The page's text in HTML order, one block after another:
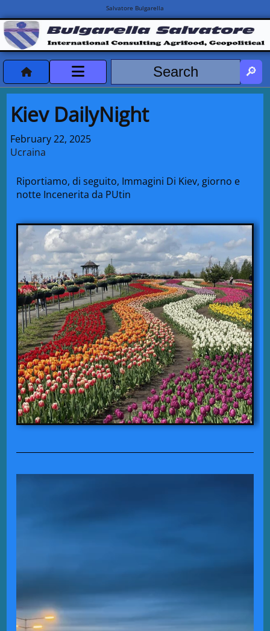
Salvatore Bulgarella
DeclassificatiNC
Turismo Progetti
Projects Missions
Kiev DailyNight
February 22, 2025
Ucraina
Riportiamo, di seguito, Immagini Di Kiev, giorno e
notte Incenerita da PUtin